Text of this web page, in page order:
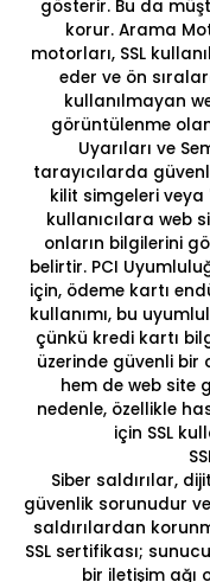
gösterir. Bu da
korur. Arama
motorları, SSL
eder ve ön
kullanılmayan
görüntülenme
Uyarıları ve
tarayıcılarda
kilit simgeleri veya
kullanıcılara web
onların bilgilerini
belirtir. PCI
için, ödeme kartı
kullanımı, bu
çünkü kredi kartı
üzerinde güvenli bir
hem de web site
nedenle, özellikle
için SSL
Siber saldırılar,
güvenlik sorunudur
saldırılardan
SSL sertifikası;
bir iletişim ağı